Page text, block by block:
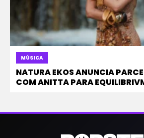
MÚSICA
NATURA EKOS ANUNCIA
COM ANITTA PARA